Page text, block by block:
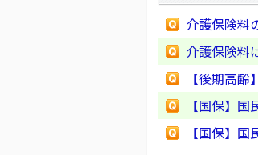
介護保険料
介護保険料
【後期高
【国保】
【国保】